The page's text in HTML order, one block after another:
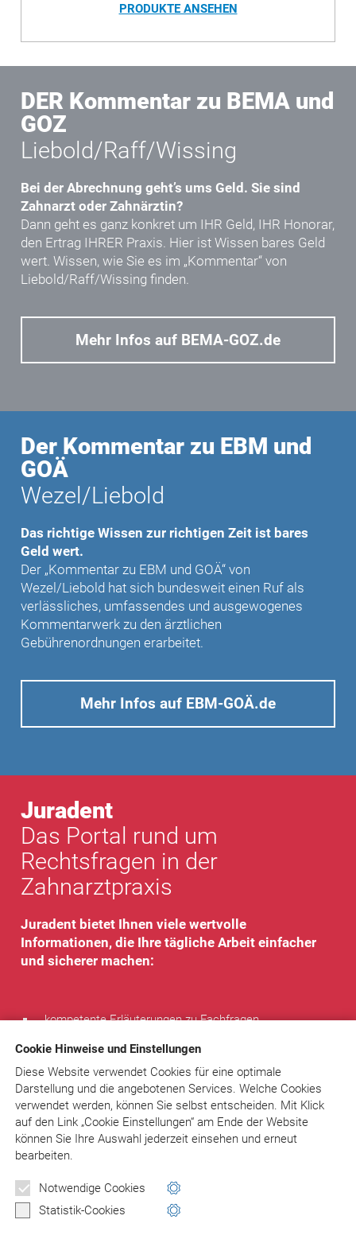
Cookie Hinweise und Einstellungen
Diese Website verwendet Cookies für eine optimale
Darstellung und die angebotenen Services. Welche Cookies
verwendet werden, können Sie selbst entscheiden. Mit Klick
aufden Link „Cookie Einstellungen“ am Ende der Website
können Sie Ihre Auswahl jederzeit einsehen und erneut
bearbeiten.
Notwendige Cookies
Statistik-Cookies
PRODUKTE ANSEHEN
DER Kommentar zu BEMA und
GOZ
Liebold/Raff/Wissing
Bei der Abrechnung geht’s ums Geld. Sie sind
Zahnarzt oder Zahnärztin?
Dann geht es ganz konkret um IHR Geld, IHR Honorar,
den Ertrag IHRER Praxis. Hier ist Wissen bares Geld
wert. Wissen, wie Sie es im „Kommentar“ von
Liebold/Raff/Wissing finden.
Mehr Infos auf BEMA-GOZ.de
Der Kommentar zu EBM und
GOÄ
Wezel/Liebold
Das richtige Wissen zur richtigen Zeit ist bares
Geld wert.
Der „Kommentar zu EBM und GOÄ“ von
Wezel/Liebold hat sich bundesweit einen Ruf als
verlässliches, umfassendes und ausgewogenes
Kommentarwerk zu den ärztlichen
Gebührenordnungen erarbeitet.
Mehr Infos auf EBM-GOÄ.de
Juradent
Das Portal rund um
Rechtsfragen in der
Zahnarztpraxis
Juradent bietet Ihnen viele wertvolle
Informationen, die Ihre tägliche Arbeit einfacher
und sicherer machen:
kompetente Erläuterungen zu Fachfragen
verwendbar
Rechtsprechung
Tipps von Experten
regelmäßiger Newsletter
individueller Rat bei speziellen Problemen
Sie sparen Zeit, entscheiden sicher, vermeiden Fehler und
www.juradent.de